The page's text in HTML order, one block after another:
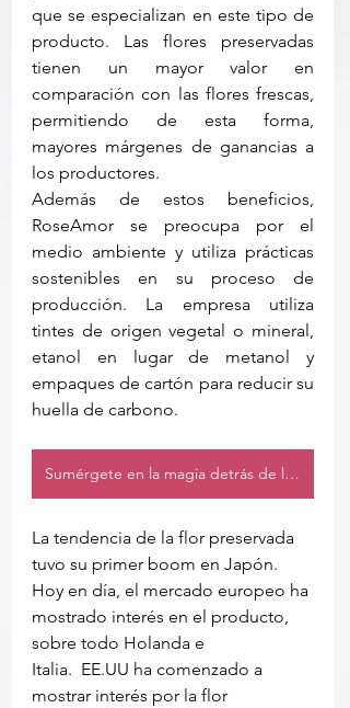
que se especializan en este tipo de
producto. Las flores preservadas
tienen un mayor valor en
comparación con las flores frescas,
permitiendo de esta forma,
mayores márgenes de ganancias a
los productores.
Además de estos beneficios,
RoseAmor se preocupa por el
medio ambiente y utiliza prácticas
sostenibles en su proceso de
producción. La empresa utiliza
tintes de origen vegetal o mineral,
etanol en lugar de metanol y
empaques de cartón para reducir su
huella de carbono.
Sumérgete en la magia detrás de las flores eternas.
La tendencia de la flor preservada
tuvo su primer boom en Japón.
Hoy en día, el mercado europeo ha
mostrado interés en el producto,
sobre todo Holanda e
Italia.  EE.UU ha comenzado a
mostrar interés por la flor